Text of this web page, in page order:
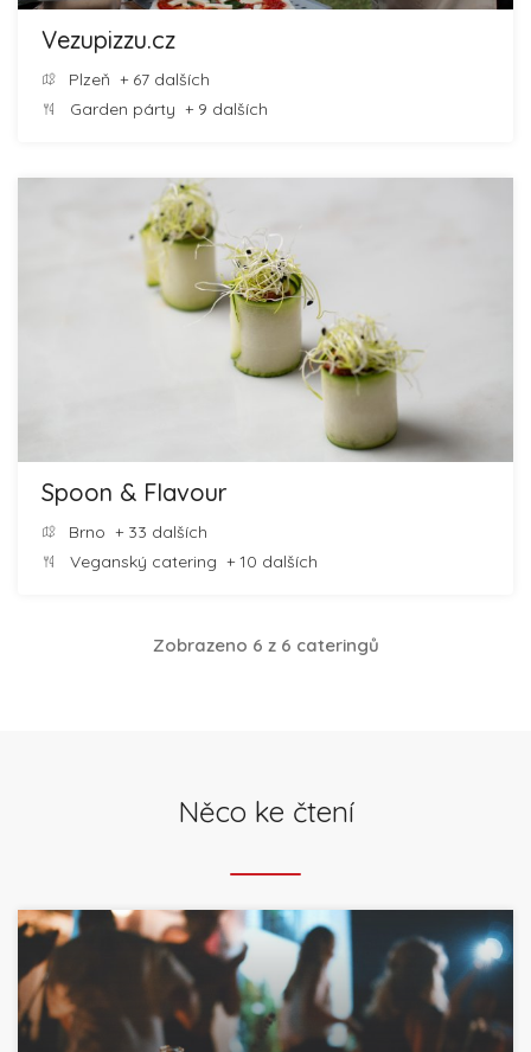
Vezupizzu.cz
Plzeň + 67 dalších
Garden párty + 9 dalších
Spoon & Flavour
Brno + 33 dalších
Veganský catering + 10 dalších
Zobrazeno 6 z 6 cateringů
Něco ke čtení